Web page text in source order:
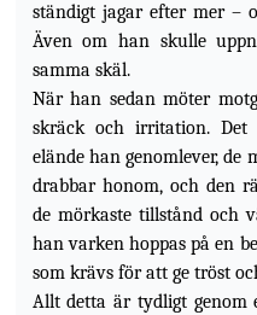
ständigt jagar efter mer –
Även om han skulle
samma skäl.
När han sedan möter
skräck och irritation.
elände han genomlever, de
drabbar honom, och den
de mörkaste tillstånd och
han varken hoppas på en
som krävs för att ge tröst
Allt detta är tydligt genom